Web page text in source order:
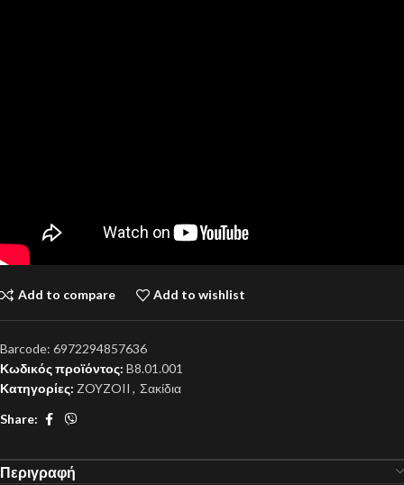
Add to compare Add to wishlist
Barcode: 6972294857636
Κωδικός προϊόντος: B8.01.001
Κατηγορίες: ZOYZOII , Σακίδια
Share:
Περιγραφή